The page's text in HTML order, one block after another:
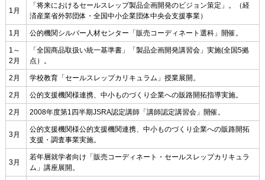
1月
「将来におけるセールスレップ製品企画開発のビジョン策定」。（経
済産業省外郭団体・全国中小企業団体中央会支援事業）
1月 公的機関シルバー人材センター「販売コーディネート選科」開催。
1～
2月
「全国商品取扱い統一基準書」「製品企画開発講習会」実施(全国5拠
点）。
2月 学校教育「セールスレップカリキュラム」授業展開。
2月 公的支援機関様連携、中小ものづくり企業への販路開拓指導実施。
2月 2008年度第1四半期JSRA認定講師「講師認定講習会」開催。
3月
公的支援機関様公的支援機関連携、中小ものづくり企業への販路開拓
支援・調査事業実施。
3月
若年層就学者向け「販売コーディネート・セールスレップカリキュラ
ム」講座展開。